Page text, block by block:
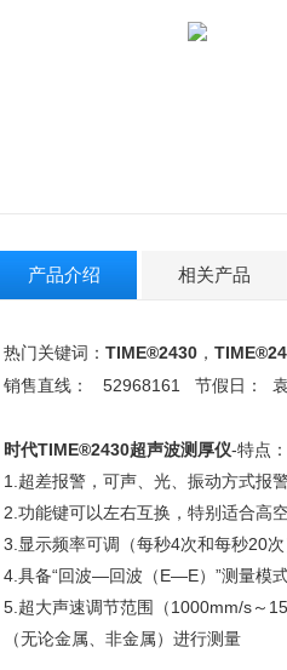
产品介绍 相关产品
热门关键词： TIME®2430 ，
销售直线： 52968161 节假日： 袁
时代TIME®2430超声波测厚仪-特点：
1.超差报警，可声、光、振动方式报
2.功能键可以左右互换，特别适合高
3.显示频率可调（每秒4次和每秒20
4.具备“回波—回波（E—E）”测量模
5.超大声速调节范围（1000mm/s～
（无论金属、非金属）进行测量